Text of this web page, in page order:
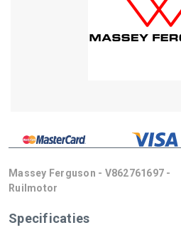
Massey Ferguson - V862761697 -
Ruilmotor
Specificaties